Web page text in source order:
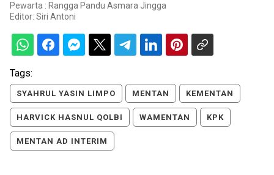
Pewarta : Rangga Pandu Asmara Jingga
Editor: Siri Antoni
Tags:
SYAHRUL YASIN LIMPO MENTAN KEMENTAN
HARVICK HASNUL QOLBI WAMENTAN KPK
MENTAN AD INTERIM